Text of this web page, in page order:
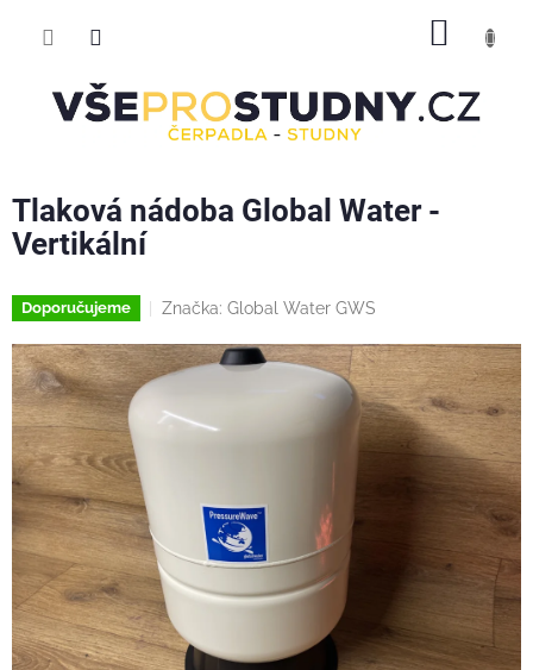
Tlaková nádoba Global Water -
Vertikální
Doporučujeme Značka: Global Water GWS